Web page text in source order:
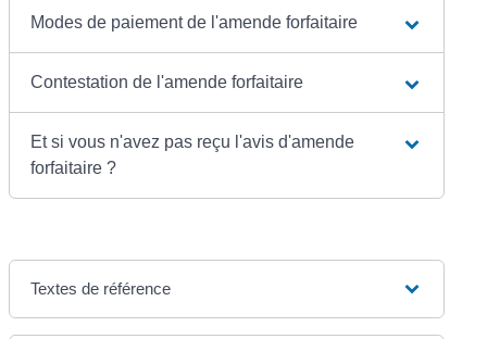
Modes de paiement de l'amende forfaitaire
Contestation de l'amende forfaitaire
Et si vous n'avez pas reçu l'avis d'amende
forfaitaire ?
Textes de référence